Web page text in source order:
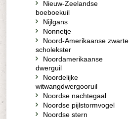
Nieuw-Zeelandse
boeboekuil
Nijlgans
Nonnetje
Noord-Amerikaanse zwarte
scholekster
Noordamerikaanse
dwerguil
Noordelijke
witwangdwergooruil
Noordse nachtegaal
Noordse pijlstormvogel
Noordse stern